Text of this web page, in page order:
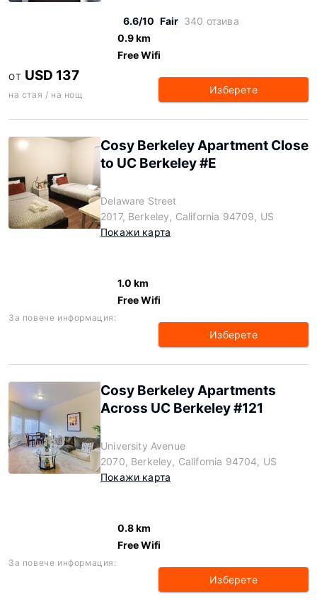
6.6/10 Fair 340 отзива
0.9 km
Free Wifi
ОТ USD 137
на стая / на нощ Изберете
Cosy Berkeley Apartment Close
to UC Berkeley #E
Delaware Street
2017, Berkeley, California 94709, US
Покажи карта
1.0 km
Free Wifi
За повече информация:
Изберете
Cosy Berkeley Apartments
Across UC Berkeley #121
University Avenue
2070, Berkeley, California 94704, US
Покажи карта
0.8 km
Free Wifi
За повече информация:
Изберете